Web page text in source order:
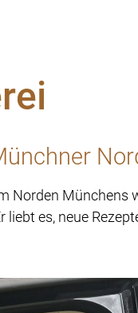
Norden Münchens
es, neue